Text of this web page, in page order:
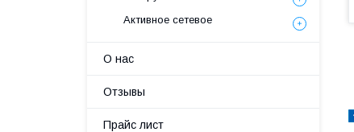
Активное сетевое
О нас
Отзывы
Прайс лист